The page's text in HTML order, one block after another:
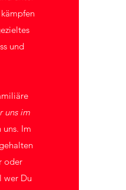
und
uns im
Im
oder
wer Du